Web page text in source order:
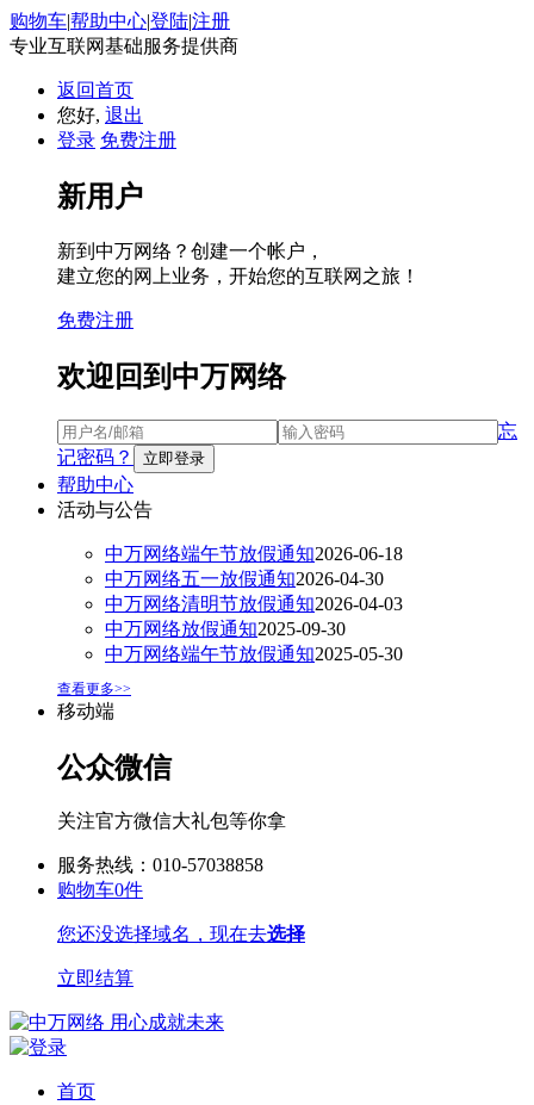
购物车|帮助中心|登陆|注册
专业互联网基础服务提供商
返回首页
您好, 退出
登录 免费注册
新用户
新到中万网络？创建一个帐户，
建立您的网上业务，开始您的互联网之旅！
免费注册
欢迎回到中万网络
忘
记密码？
帮助中心
活动与公告
中万网络端午节放假通知2026-06-18
中万网络五一放假通知2026-04-30
中万网络清明节放假通知2026-04-03
中万网络放假通知2025-09-30
中万网络端午节放假通知2025-05-30
查看更多>>
移动端
公众微信
关注官方微信大礼包等你拿
服务热线：010-57038858
购物车0件
您还没选择域名，现在去选择
立即结算
首页